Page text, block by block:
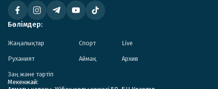
Бөлімдер:
Жаңалықтар Спорт Live
Руханият Аймақ Архив
Заң және тәртіп
Мекенжай: